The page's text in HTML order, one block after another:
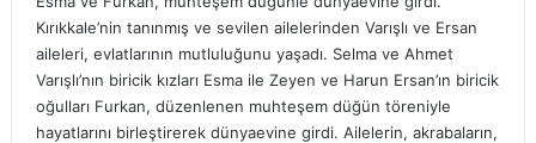
Kırıkkale’nin tanınmış ve sevilen ailelerinden Varışlı ve Ersan
aileleri, evlatlarının mutluluğunu yaşadı. Selma ve Ahmet
Varışlı’nın biricik kızları Esma ile Zeyen ve Harun Ersan’ın biricik
oğulları Furkan, düzenlenen muhteşem düğün töreniyle
hayatlarını birleştirerek dünyaevine girdi. Ailelerin, akrabaların,